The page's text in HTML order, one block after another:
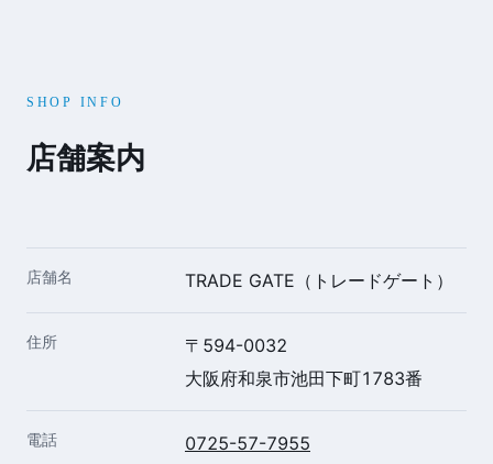
SHOP INFO
店舗案内
店舗名 TRADE GATE（トレードゲート）
住所
〒594-0032
大阪府和泉市池田下町1783番
電話
0725-57-7955